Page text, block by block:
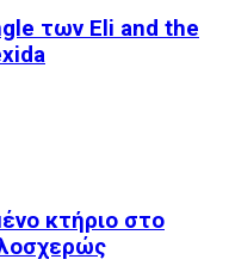
των Eli and the
κτήριο στο